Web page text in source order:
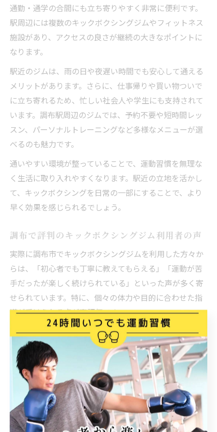
通勤・通学の合間にも立ち寄りやすく非常に便利です。
駅周辺には複数のキックボクシングジムやフィットネス
施設があり、アクセスの良さが継続の大きなポイントに
なります。
駅近のジムは、雨の日や夜遅い時間でも安心して通える
メリットがあります。さらに、仕事帰りや買い物ついで
に立ち寄れるため、忙しい社会人や学生にも支持されて
います。調布駅周辺のジムでは、予約不要や短時間レッ
スン、パーソナルトレーニングなど多様なメニューが選
べるのも魅力です。
通いやすい環境が整っていることで、運動習慣を無理な
く生活に取り入れやすくなります。駅近の立地を活かし
て、キックボクシングを日常の一部にすることで、より
早く効果を感じられるでしょう。
調布で評判のキックボクシングジム利用者の声
実際に調布市でキックボクシングジムを利用した方々か
らは、「初心者でも丁寧に教えてもらえる」「運動が苦
手だったが楽しく続けられている」といった声が多く寄
せられています。特に、個々の体力や目的に合わせた指
導が受けられる点が高評価です。
利用者の中には「週2回のペースで通い始めて1か月ほど
で体力や筋力の向上を実感できた」「ストレス解消やシ
ェイプアップにも効果を感じている」という具体的な成
果を挙げる方もいます。忙しい社会人でも続けやすい時
間設定や、アットホームな雰囲気のジムが支持されてい
ます。
また、女性やシニア世代からは「安心して通える」「無